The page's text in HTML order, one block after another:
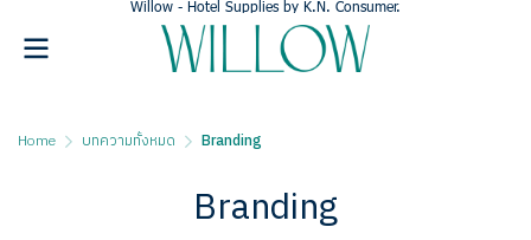
Willow - Hotel Supplies by K.N. Consumer.
Home บทความทั้งหมด Branding
Branding